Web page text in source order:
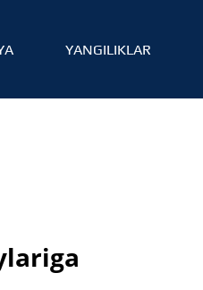
YANGILIKLAR